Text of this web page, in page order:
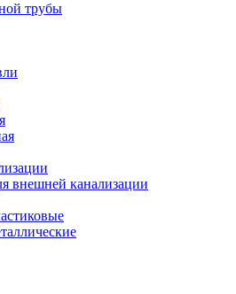
трубы
внешней канализации